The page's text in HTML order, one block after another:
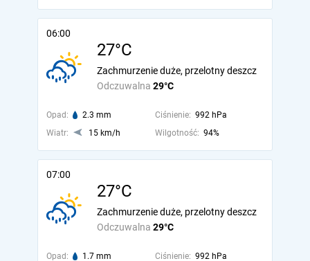
06:00
27°C
Odczuwalna 29°C
Zachmurzenie duże, przelotny deszcz
Opad: 2.3 mm Ciśnienie: 992 hPa
Wiatr:
15 km/h Wilgotność: 94%
07:00
27°C
Odczuwalna 29°C
Zachmurzenie duże, przelotny deszcz
Opad: 1.7 mm Ciśnienie: 992 hPa